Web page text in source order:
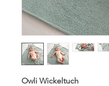
Owli Wickeltuch